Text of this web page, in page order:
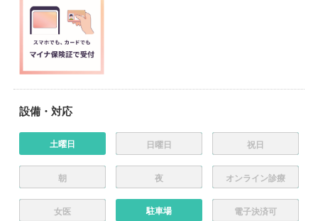
設備・対応
土曜日 日曜日 祝日
朝 夜 オンライン診療
女医 駐車場 電子決済可